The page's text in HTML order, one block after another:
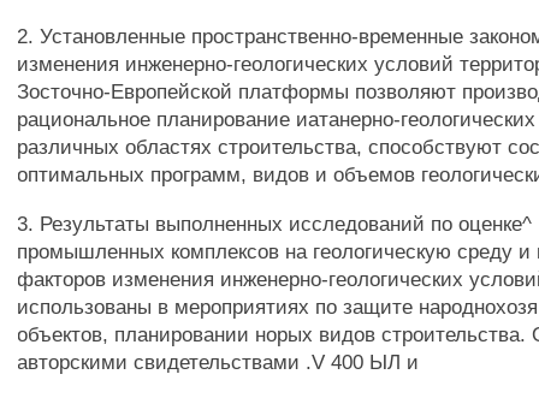
2. Установленные пространственно-временные
изменения инженерно-геологических условий
Зосточно-Европейской платформы позволяют
рациональное планирование иатанерно-
различных областях строительства, способствуют
оптимальных программ, видов и объемов
3. Результаты выполненных исследований по
промышленных комплексов на геологическую среду
факторов изменения инженерно-геологических
использованы в мероприятиях по защите
объектов, планировании норых видов
авторскими свидетельствами .V 400 ЫЛ и